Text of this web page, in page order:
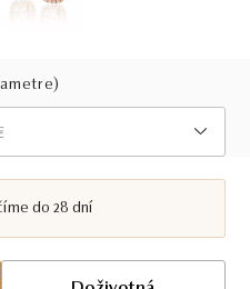
do 28 dní